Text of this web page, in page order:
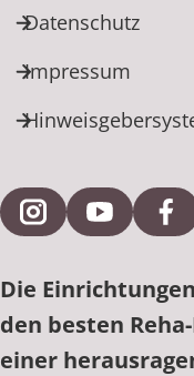
Datenschutz
Impressum
ExterneExterne
Die
den besten
einer